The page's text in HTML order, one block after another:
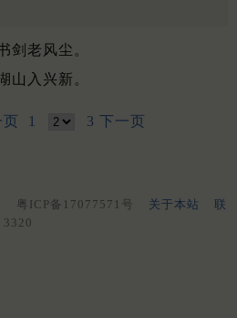
剑老风尘。
山入兴新。
页 1 3 下一页
粤ICP备17077571号 关于本站
联
3320